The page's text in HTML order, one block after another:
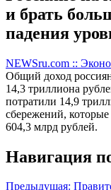
и брать
падения
NEWSru.com ::
Общий доход
14,3 триллиона
потратили 14,9
сбережений, которые
604,3 млрд рублей.
Навигация
Предыдущая: